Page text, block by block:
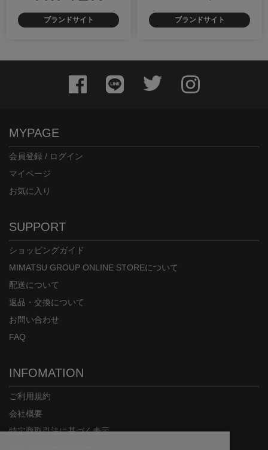
ブランドサイト ブランドサイト
MYPAGE
会員登録 / ログイン
マイページ
お気に入り
SUPPORT
ショッピングガイド
MIMATSU GROUP ONLINE STOREについて
配送について
返品・交換について
お問い合わせ
FAQ
INFOMATION
ご利用規約
会社概要
特定商取引法に基づく表示